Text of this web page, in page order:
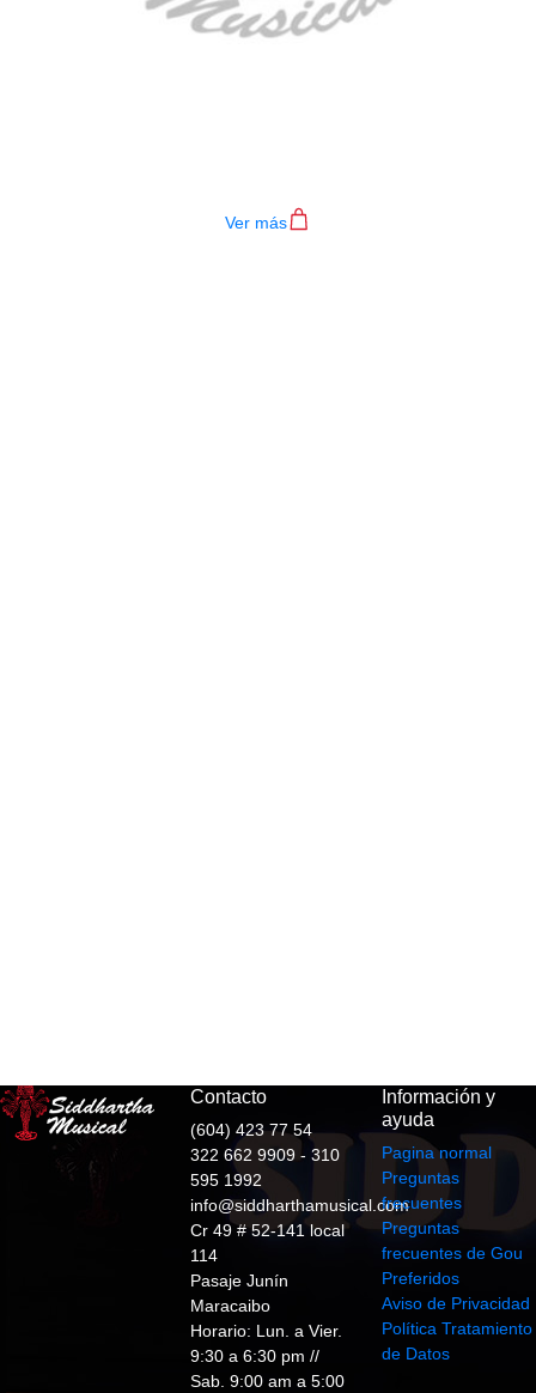
Ver más
Contacto
(604) 423 77 54
322 662 9909 - 310
595 1992
info@siddharthamusical.com
Cr 49 # 52-141 local
114
Pasaje Junín
Maracaibo
Horario: Lun. a Vier.
9:30 a 6:30 pm //
Sab. 9:00 am a 5:00
Información y
ayuda
Pagina normal
Preguntas
frecuentes
Preguntas
frecuentes de Gou
Preferidos
Aviso de Privacidad
Política Tratamiento
de Datos